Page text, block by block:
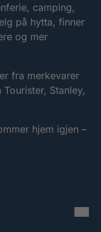
camping,
på hytta, finner
og mer
fra merkevarer
Stanley,
hjem igjen –